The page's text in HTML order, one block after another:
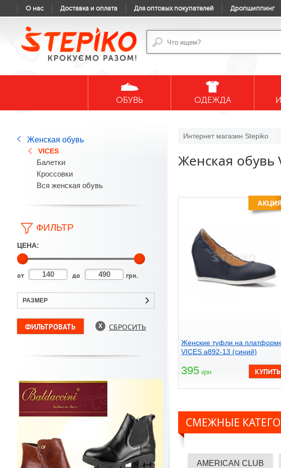
О нас Доставка и оплата Для оптовых покупателей Дропшиппинг
ОБУВЬ ОДЕЖДА
Женская обувь
VICES
Балетки
Кроссовки
Вся женская обувь
ФИЛЬТР
ЦЕНА:
от до грн.
РАЗМЕР
СБРОСИТЬ
Интернет магазин Stepiko
Женская обувь
Женские туфли на
VICES a892-13 (cиний)
395 грн.
СМЕЖНЫЕ
AMERICAN CLUB